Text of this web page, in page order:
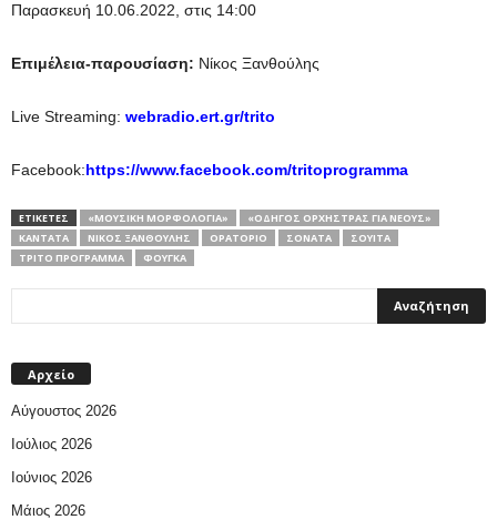
Παρασκευή 10.06.2022, στις 14:00
Επιμέλεια-παρουσίαση: Νίκος Ξανθούλης
Live Streaming: webradio.ert.gr/trito
Facebook:https://www.facebook.com/tritoprogramma
ΕΤΙΚΕΤΕΣ «ΜΟΥΣΙΚΉ ΜΟΡΦΟΛΟΓΊΑ»
«ΟΔΗΓΌΣ ΟΡΧΉΣΤΡΑΣ ΓΙΑ ΝΈΟΥΣ»
ΚΑΝΤΆΤΑ
ΝΊΚΟΣ ΞΑΝΘΟΎΛΗΣ ΟΡΑΤΌΡΙΟ ΣΟΝΆΤΑ
ΣΟΥΊΤΑ
ΤΡΊΤΟ ΠΡΌΓΡΑΜΜΑ
ΦΟΎΓΚΑ
Αρχείο
Αύγουστος 2026
Ιούλιος 2026
Ιούνιος 2026
Μάιος 2026